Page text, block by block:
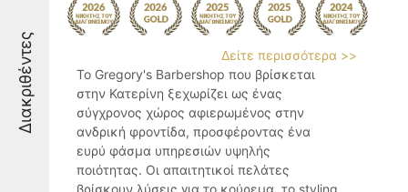
Διακριθέντες
Δείτε περισσότερα >>
Το Gregory's Barbershop που βρίσκεται
στην Κατερίνη ξεχωρίζει ως ένας
σύγχρονος χώρος αφιερωμένος στην
ανδρική φροντίδα, προσφέροντας ένα
ευρύ φάσμα υπηρεσιών υψηλής
ποιότητας. Οι απαιτητικοί πελάτες
βρίσκουν λύσεις για το κούρεμα, το styling